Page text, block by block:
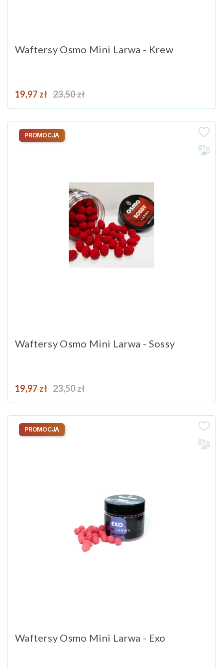
Waftersy Osmo Mini Larwa - Krew
Cena
19,97 zł Cena podstawowa
23,50 zł
Waftersy Osmo Mini Larwa - Sossy
Cena
19,97 zł Cena podstawowa
23,50 zł
PROMOCJA
Waftersy Osmo Mini Larwa - Exo
PROMOCJA